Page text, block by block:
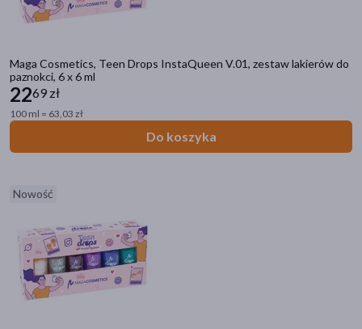
Maga Cosmetics, Teen Drops InstaQueen V.01, zestaw lakierów do
paznokci, 6 x 6 ml
2269 zł
100 ml = 63,03 zł
Do koszyka
Nowość
Enilome PRO
Sylveco Pure Line
pokaż więcej